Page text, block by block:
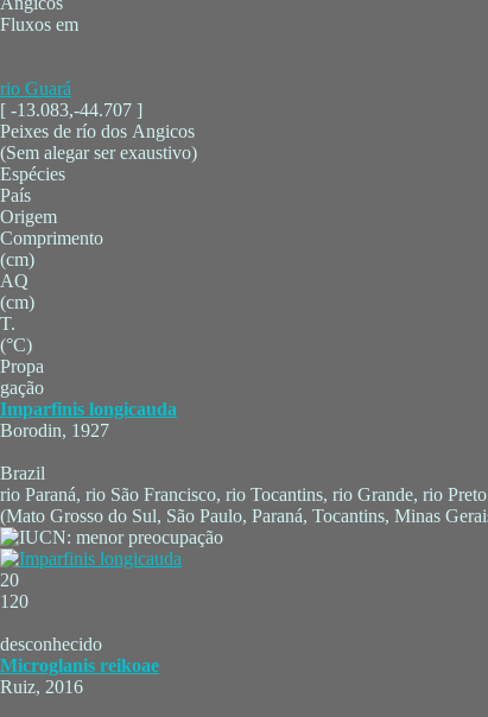
Fluxos em
rio Guará
[ -13.083,-44.707 ]
Peixes de río dos Angicos
(Sem alegar ser exaustivo)
Espécies
País
Origem
Comprimento
(cm)
AQ
(cm)
T.
(°C)
Propa
gação
Imparfinis longicauda
Borodin, 1927
Brazil
rio Paraná, rio São Francisco, rio Tocantins, rio Grande, rio
(Mato Grosso do Sul, São Paulo, Paraná, Tocantins, Minas
20
120
desconhecido
Microglanis reikoae
Ruiz, 2016